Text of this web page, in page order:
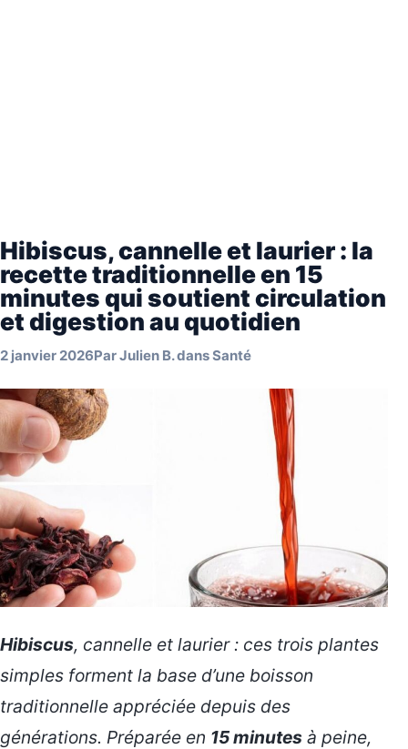
Hibiscus, cannelle et laurier : la
recette traditionnelle en 15
minutes qui soutient circulation
et digestion au quotidien
2 janvier 2026ParJulien B.dansSanté
Hibiscus, cannelle et laurier : ces trois plantes
simples forment la base d’une boisson
traditionnelle appréciée depuis des
générations. Préparée en 15 minutes à peine,